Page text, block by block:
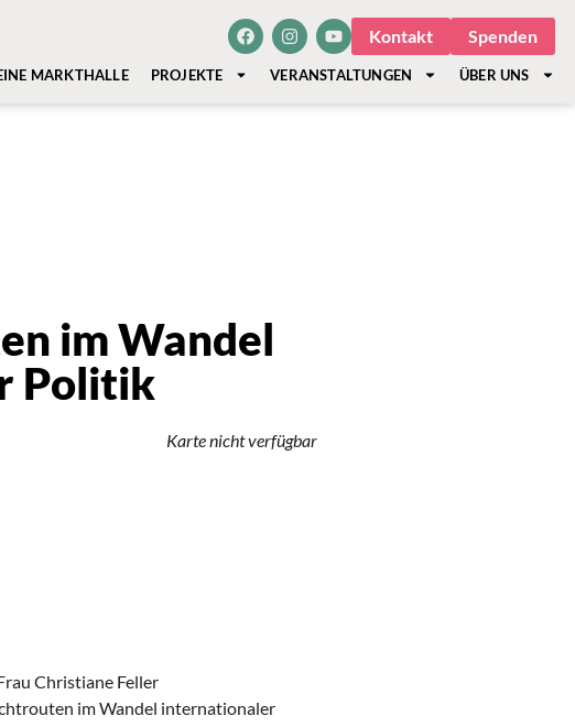
Kontakt Spenden
MARKTHALLE PROJEKTE VERANSTALTUNGEN ÜBER UNS
im Wandel
Politik
Karte nicht verfügbar
Christiane Feller
im Wandel internationaler